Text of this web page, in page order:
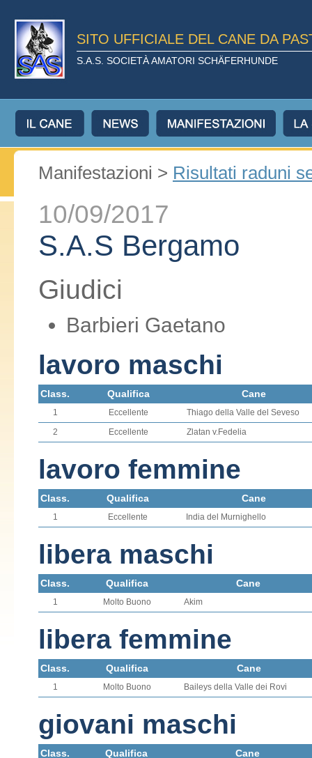
SITO UFFICIALE DEL CANE DA
S.A.S. SOCIETÀ AMATORI SCHÄFERHUNDE
Manifestazioni > Risultati raduni
10/09/2017
S.A.S Bergamo
Giudici
Barbieri Gaetano
lavoro maschi
Class. Qualifica Cane
1 Eccellente
Thiago della Valle del Seveso
2
Eccellente Zlatan v.Fedelia
lavoro femmine
Class. Qualifica Cane
1 Eccellente India del Murnighello
libera maschi
Class. Qualifica Cane
1 Molto Buono Akim
libera femmine
Class. Qualifica Cane
1 Molto Buono Baileys della Valle dei Rovi
giovani maschi
Class. Qualifica Cane